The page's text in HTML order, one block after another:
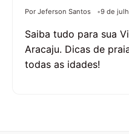
Por Jeferson Santos 9 de
Saiba tudo para sua
Aracaju. Dicas de
todas as idades!